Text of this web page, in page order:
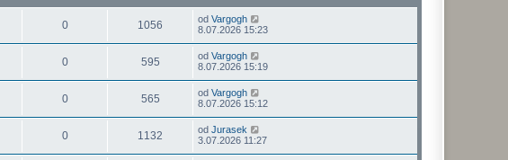
0 1056 od Vargogh
8.07.2026 15:23
0 595 od Vargogh
8.07.2026 15:19
0 565 od Vargogh
8.07.2026 15:12
0 1132 od Jurasek
3.07.2026 11:27